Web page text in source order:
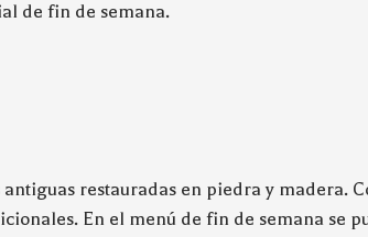
de fin de semana.
antiguas restauradas en piedra y madera.
En el menú de fin de semana se